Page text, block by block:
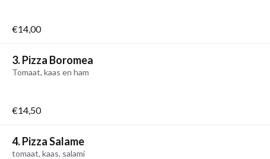
€14,00
3. Pizza Boromea
Tomaat, kaas en ham
€14,50
4. Pizza Salame
tomaat, kaas, salami